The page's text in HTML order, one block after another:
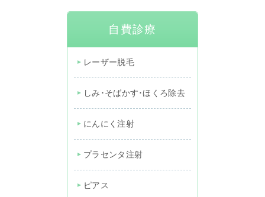
自費診療
レーザー脱毛
しみ･そばかす･ほくろ除去
にんにく注射
プラセンタ注射
ピアス